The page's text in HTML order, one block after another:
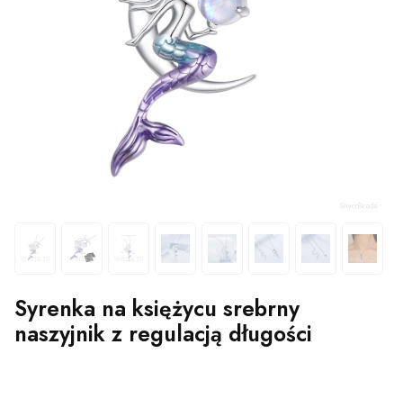
Syrenka na księżycu srebrny
naszyjnik z regulacją długości